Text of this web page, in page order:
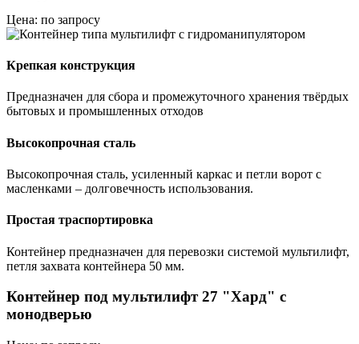
Цена: по запросу
Крепкая конструкция
Предназначен для сбора и промежуточного хранения твёрдых
бытовых и промышленных отходов
Высокопрочная сталь
Высокопрочная сталь, усиленный каркас и петли ворот с
масленками – долговечность использования.
Простая траспортировка
Контейнер предназначен для перевозки системой мультилифт,
петля захвата контейнера 50 мм.
Контейнер под мультилифт 27 "Хард" с
монодверью